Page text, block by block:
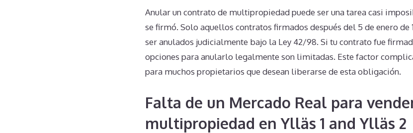
Anular un contrato de multipropiedad puede ser una tarea casi
se firmó. Solo aquellos contratos firmados después del 5 de enero
ser anulados judicialmente bajo la Ley 42/98. Si tu contrato fue
opciones para anularlo legalmente son limitadas. Este factor
para muchos propietarios que desean liberarse de esta obligación.
Falta de un Mercado Real para
multipropiedad en Ylläs 1 and Ylläs 2